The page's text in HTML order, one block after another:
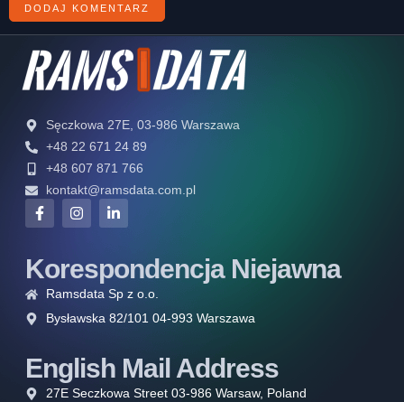
Sęczkowa 27E, 03-986 Warszawa
+48 22 671 24 89
+48 607 871 766
kontakt@ramsdata.com.pl
Korespondencja Niejawna
Ramsdata Sp z o.o.
Bysławska 82/101 04-993 Warszawa
English Mail Address
27E Seczkowa Street 03-986 Warsaw, Poland